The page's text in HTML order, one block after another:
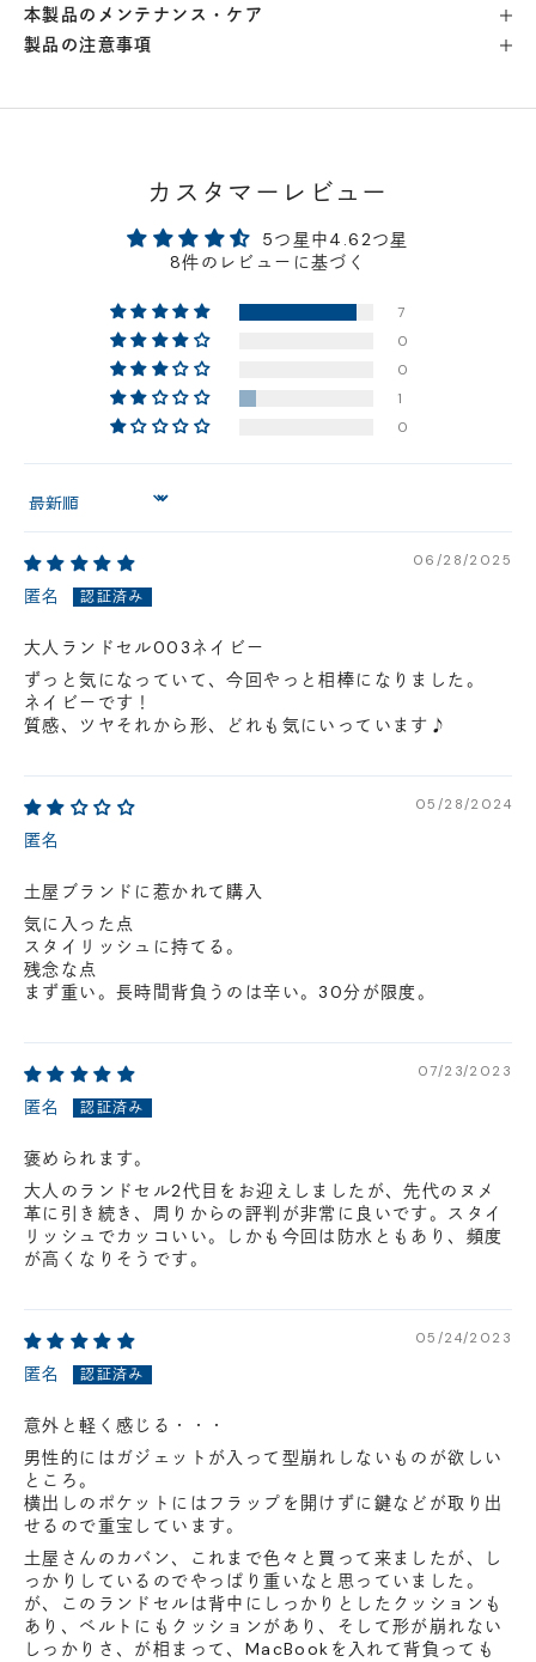
横浜店- 在庫 -
軽井澤工房店- 在庫 -△
- 在庫 - △
- 在庫 -△
- 在庫 -△
- 在庫 -△
福岡店- 在庫 -△
店舗に在庫がある場合、お支払金額が合計300,000
円(税込)以下の場合、代引きでのご配送も可能です。
新製品については販売開始日より取扱いとなります。
※在庫ありの表示の際にも売り切れや他のお客様の取り置きの場合がご
※在庫状況は随時変動しているため、ご来店時に売り切れの場合がござ
います。
※新製品については、在庫表示が発売開始日までに変動する場合がござ
最新の在庫状況については、ご利用店舗に直接お問い
合わせください。
本製品のメンテナンス・ケア
製品の注意事項
カスタマーレビュー
5つ星中4.62つ星
8件のレビューに基づく
7
0
0
1
0
Sort by
06/28/2025
匿名
大人ランドセル003ネイビー
ずっと気になっていて、今回やっと相棒になりました。
ネイビーです！
質感、ツヤそれから形、どれも気にいっています♪
05/28/2024
匿名
土屋ブランドに惹かれて購入
気に入った点
スタイリッシュに持てる。
残念な点
まず重い。長時間背負うのは辛い。30分が限度。
07/23/2023
匿名
褒められます。
大人のランドセル2代目をお迎えしましたが、先代のヌメ
革に引き続き、周りからの評判が非常に良いです。スタイ
リッシュでカッコいい。しかも今回は防水ともあり、頻度
が高くなりそうです。
05/24/2023
匿名
意外と軽く感じる・・・
男性的にはガジェットが入って型崩れしないものが欲しい
ところ。
横出しのポケットにはフラップを開けずに鍵などが取り出
せるので重宝しています。
土屋さんのカバン、これまで色々と買って来ましたが、し
っかりしているのでやっぱり重いなと思っていました。
が、このランドセルは背中にしっかりとしたクッションも
あり、ベルトにもクッションがあり、そして形が崩れない
しっかりさ、が相まって、MacBookを入れて背負っても